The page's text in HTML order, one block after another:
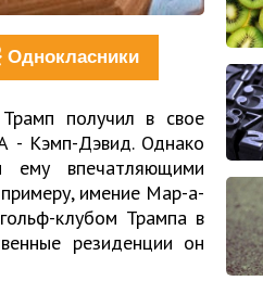
Однокласники
получил в свое
- Кэмп-Дэвид. Однако
впечатляющими
имение Мар-а-
клубом Трампа в
резиденции он